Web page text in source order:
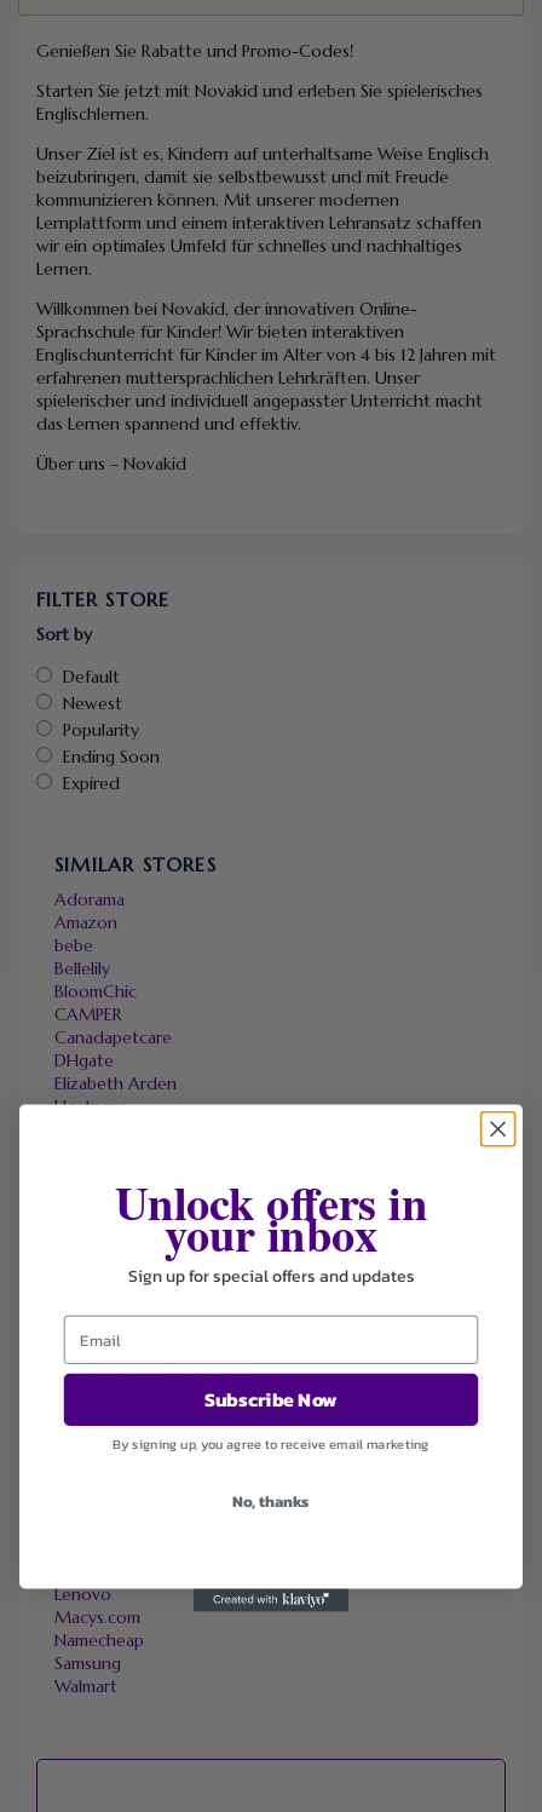
Über uns – Novakid
Willkommen bei Novakid, der innovativen Online-
Sprachschule für Kinder! Wir bieten interaktiven
Englischunterricht für Kinder im Alter von 4 bis 12 Jahren mit
erfahrenen muttersprachlichen Lehrkräften. Unser
spielerischer und individuell angepasster Unterricht macht
das Lernen spannend und effektiv.
Unser Ziel ist es, Kindern auf unterhaltsame Weise Englisch
beizubringen, damit sie selbstbewusst und mit Freude
kommunizieren können. Mit unserer modernen
Lernplattform und einem interaktiven Lehransatz schaffen
wir ein optimales Umfeld für schnelles und nachhaltiges
Lernen.
Starten Sie jetzt mit Novakid und erleben Sie spielerisches
Englischlernen.
Genießen Sie Rabatte und Promo-Codes!
FILTER STORE
Sort by
Default
Newest
Popularity
Ending Soon
Expired
SIMILAR STORES
Adorama
Amazon
bebe
Bellelily
BloomChic
CAMPER
Canadapetcare
DHgate
Elizabeth Arden
Hostpapa
OneTravel
Sally Beauty
FAVOURITE STORES
Ali Express
ChicMe
Lenovo
Macys.com
Namecheap
Samsung
Walmart
Unlock offers in
your inbox
Sign up for special offers and updates
Subscribe Now
By signing up, you agree to receive email marketing
No, thanks